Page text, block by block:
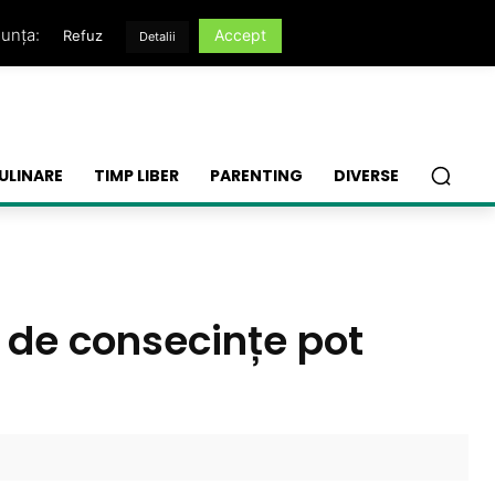
TIMP LIBER PARENTING DIVERSE
consecințe pot
Refuz Detalii Accept